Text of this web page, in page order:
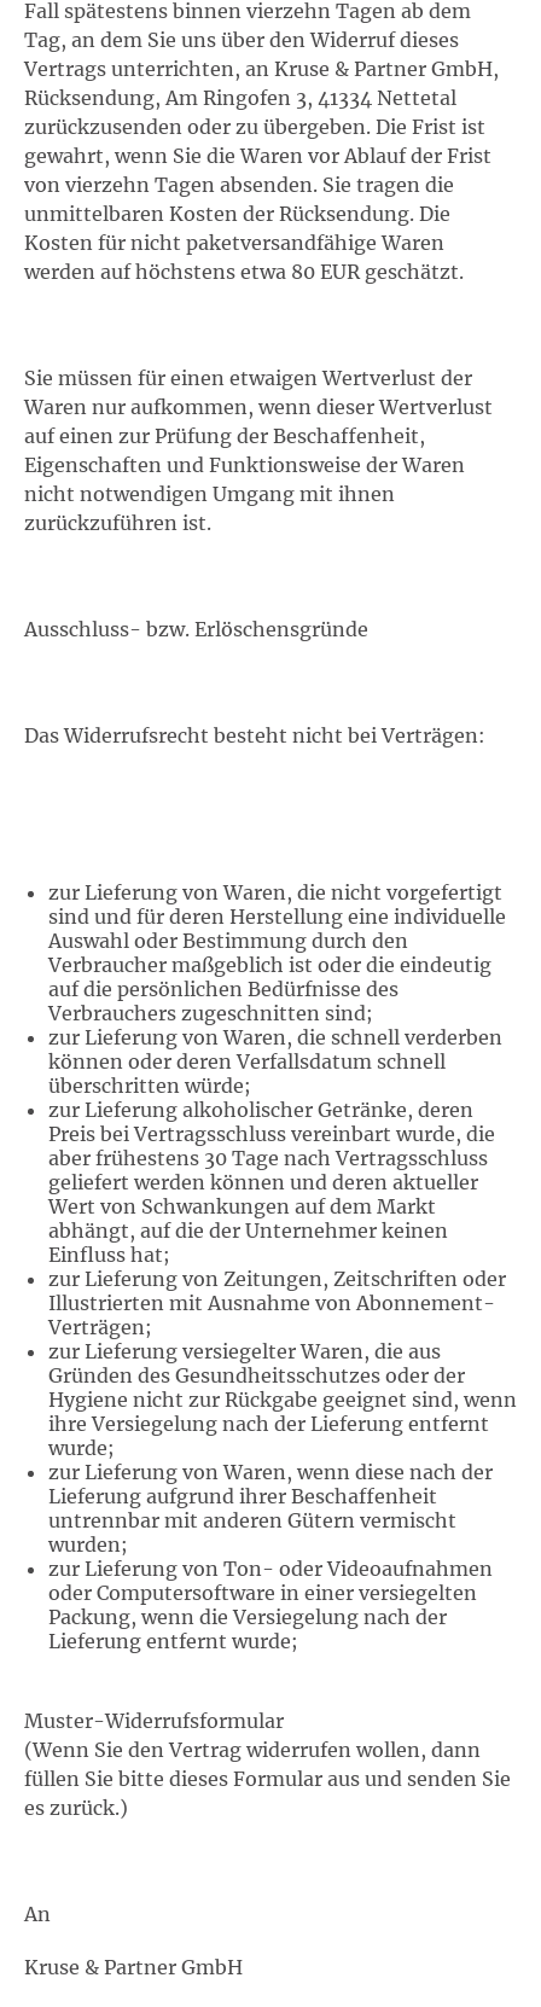
Fall spätestens binnen vierzehn Tagen ab dem
Tag, an dem Sie uns über den Widerruf dieses
Vertrags unterrichten, an Kruse & Partner GmbH,
Rücksendung, Am Ringofen 3, 41334 Nettetal
zurückzusenden oder zu übergeben. Die Frist ist
gewahrt, wenn Sie die Waren vor Ablauf der Frist
von vierzehn Tagen absenden. Sie tragen die
unmittelbaren Kosten der Rücksendung. Die
Kosten für nicht paketversandfähige Waren
werden auf höchstens etwa 80 EUR geschätzt.
Sie müssen für einen etwaigen Wertverlust der
Waren nur aufkommen, wenn dieser Wertverlust
auf einen zur Prüfung der Beschaffenheit,
Eigenschaften und Funktionsweise der Waren
nicht notwendigen Umgang mit ihnen
zurückzuführen ist.
Ausschluss- bzw. Erlöschensgründe
Das Widerrufsrecht besteht nicht bei Verträgen:
zur Lieferung von Waren, die nicht vorgefertigt
sind und für deren Herstellung eine individuelle
Auswahl oder Bestimmung durch den
Verbraucher maßgeblich ist oder die eindeutig
auf die persönlichen Bedürfnisse des
Verbrauchers zugeschnitten sind;
zur Lieferung von Waren, die schnell verderben
können oder deren Verfallsdatum schnell
überschritten würde;
zur Lieferung alkoholischer Getränke, deren
Preis bei Vertragsschluss vereinbart wurde, die
aber frühestens 30 Tage nach Vertragsschluss
geliefert werden können und deren aktueller
Wert von Schwankungen auf dem Markt
abhängt, auf die der Unternehmer keinen
Einfluss hat;
zur Lieferung von Zeitungen, Zeitschriften oder
Illustrierten mit Ausnahme von Abonnement-
Verträgen;
zur Lieferung versiegelter Waren, die aus
Gründen des Gesundheitsschutzes oder der
Hygiene nicht zur Rückgabe geeignet sind, wenn
ihre Versiegelung nach der Lieferung entfernt
wurde;
zur Lieferung von Waren, wenn diese nach der
Lieferung aufgrund ihrer Beschaffenheit
untrennbar mit anderen Gütern vermischt
wurden;
zur Lieferung von Ton- oder Videoaufnahmen
oder Computersoftware in einer versiegelten
Packung, wenn die Versiegelung nach der
Lieferung entfernt wurde;
Muster-Widerrufsformular
(Wenn Sie den Vertrag widerrufen wollen, dann
füllen Sie bitte dieses Formular aus und senden Sie
es zurück.)
An
Kruse & Partner GmbH